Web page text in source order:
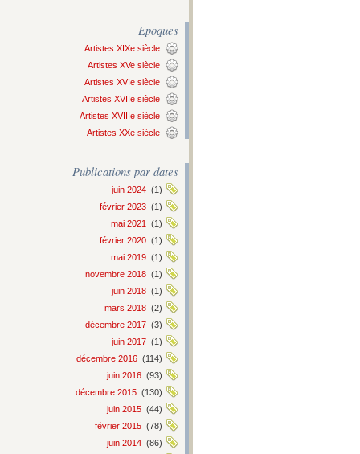
Epoques
Artistes XIXe siècle
Artistes XVe siècle
Artistes XVIe siècle
Artistes XVIIe siècle
Artistes XVIIIe siècle
Artistes XXe siècle
Publications par dates
juin 2024 (1)
février 2023 (1)
mai 2021
(1)
février 2020 (1)
mai 2019 (1)
novembre 2018 (1)
juin 2018 (1)
mars 2018 (2)
décembre 2017 (3)
juin 2017 (1)
décembre 2016 (114)
juin 2016 (93)
décembre 2015 (130)
juin 2015 (44)
février 2015 (78)
juin 2014 (86)